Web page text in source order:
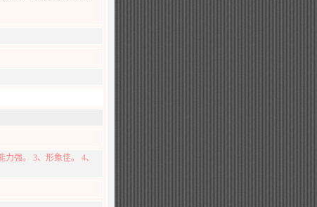
强。 3、形象佳。 4、